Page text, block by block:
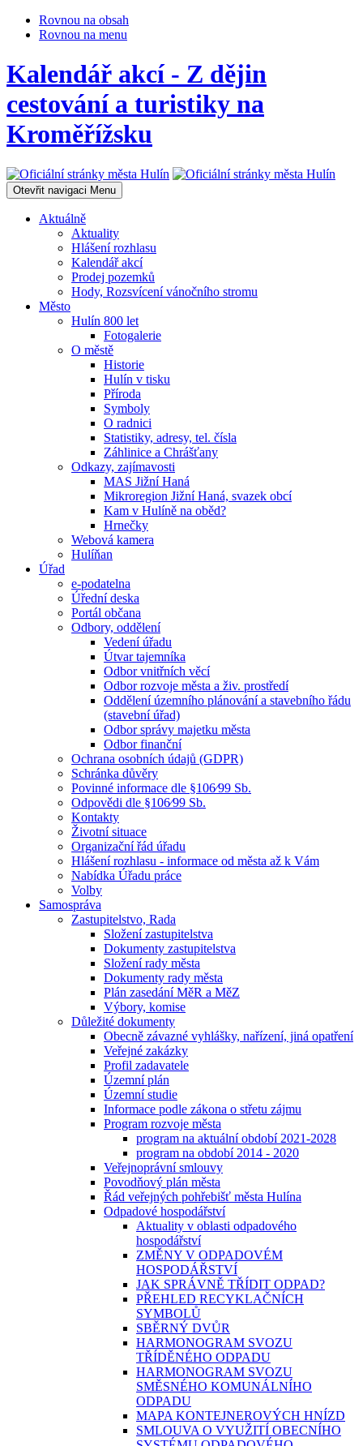
Rovnou na obsah
Rovnou na menu
Kalendář akcí - Z dějin
cestování a turistiky na
Kroměřížsku
Otevřit navigaci Menu
Aktuálně
Aktuality
Hlášení rozhlasu
Kalendář akcí
Prodej pozemků
Hody, Rozsvícení vánočního stromu
Město
Hulín 800 let
Fotogalerie
O městě
Historie
Hulín v tisku
Příroda
Symboly
O radnici
Statistiky, adresy, tel. čísla
Záhlinice a Chrášťany
Odkazy, zajímavosti
MAS Jižní Haná
Mikroregion Jižní Haná, svazek obcí
Kam v Hulíně na oběd?
Hrnečky
Webová kamera
Hulíňan
Úřad
e-podatelna
Úřední deska
Portál občana
Odbory, oddělení
Vedení úřadu
Útvar tajemníka
Odbor vnitřních věcí
Odbor rozvoje města a živ. prostředí
Oddělení územního plánování a stavebního řádu
(stavební úřad)
Odbor správy majetku města
Odbor finanční
Ochrana osobních údajů (GDPR)
Schránka důvěry
Povinné informace dle §106⁄99 Sb.
Odpovědi dle §106⁄99 Sb.
Kontakty
Životní situace
Organizační řád úřadu
Hlášení rozhlasu - informace od města až k Vám
Nabídka Úřadu práce
Volby
Samospráva
Zastupitelstvo, Rada
Složení zastupitelstva
Dokumenty zastupitelstva
Složení rady města
Dokumenty rady města
Plán zasedání MěR a MěZ
Výbory, komise
Důležité dokumenty
Obecně závazné vyhlášky, nařízení, jiná opatření
Veřejné zakázky
Profil zadavatele
Územní plán
Územní studie
Informace podle zákona o střetu zájmu
Program rozvoje města
program na aktuální období 2021-2028
program na období 2014 - 2020
Veřejnoprávní smlouvy
Povodňový plán města
Řád veřejných pohřebišť města Hulína
Odpadové hospodářství
Aktuality v oblasti odpadového
hospodářství
ZMĚNY V ODPADOVÉM
HOSPODÁŘSTVÍ
JAK SPRÁVNĚ TŘÍDIT ODPAD?
PŘEHLED RECYKLAČNÍCH
SYMBOLŮ
SBĚRNÝ DVŮR
HARMONOGRAM SVOZU
TŘÍDĚNÉHO ODPADU
HARMONOGRAM SVOZU
SMĚSNÉHO KOMUNÁLNÍHO
ODPADU
MAPA KONTEJNEROVÝCH HNÍZD
SMLOUVA O VYUŽITÍ OBECNÍHO